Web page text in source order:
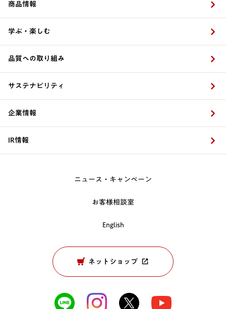
商品情報
学ぶ・楽しむ
品質への取り組み
サステナビリティ
企業情報
IR情報
ニュース・キャンペーン
お客様相談室
English
ネットショップ